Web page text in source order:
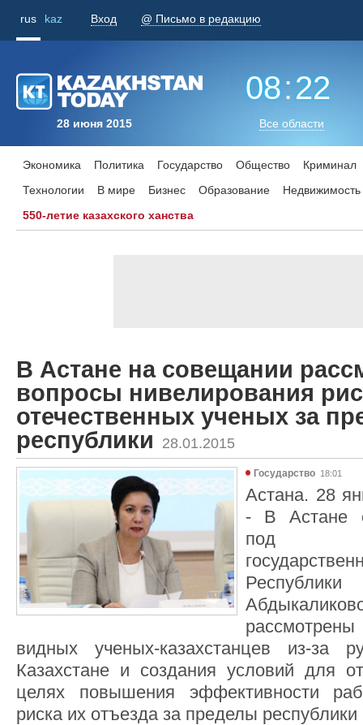
rus kaz Вход @ Письмо в редакцию
28 июня 2015
08:22
Все области
Экономика Политика Государство Общество
Криминал
Технологии
В мире Бизнес Образование
Недвижимость
550-летие казахского ханства
В Астане на совещании
вопросы нивелирования
отечественных ученых за
республики
28.01.2015
Государство 18:01
Астана. 28
- В Астане
под
видных ученых-казахстанцев из-
Казахстане и создания условий для
целях повышения эффективности
риска их отъезда за пределы республики